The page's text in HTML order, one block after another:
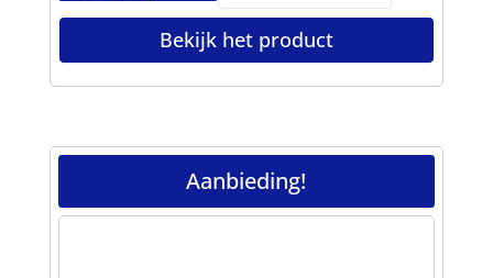
Bekijk het product
Aanbieding!